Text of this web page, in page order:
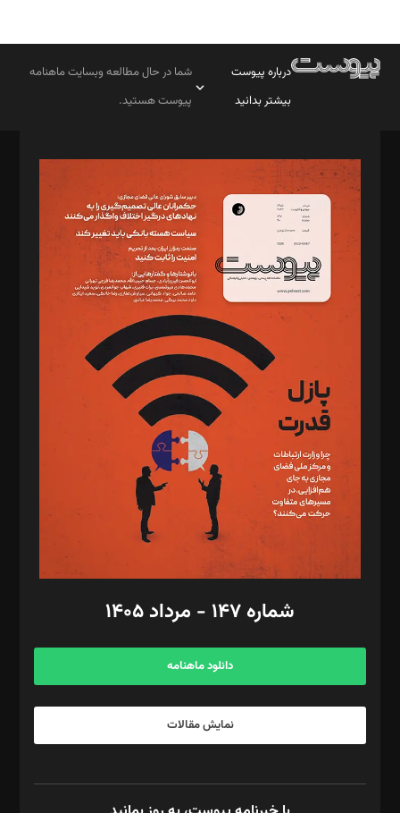
درباره پیوست
بیشتر بدانید
شما در حال مطالعه وبسایت ماهنامه
پیوست هستید.
مدیر مسئول: محمدباقر اثنی‌عشری
سردبیر: مهرک محمودی
دبیر تحریریه: میثم قاسمی
د‌بیر ناداستان: سمانه سمیع
د‌بیر خدمت و تجارت: ابوالفضل رجبی
د‌بیر حقوق فناوری: حسام‌الدین ایپکچی
د‌بیر پیوست جهان: مینا پاکدل
د‌بیر تحریریه آنلاین: بابک نقاش
تحریریه‌: مجتبی محمود‌ی، آرش برهمند، یسنا امان‌پور، سروش کرمیان،
مصطفی مسجدی آرانی، ابوالفضل رجبی، زهرا فکرانه، فائزه فتحی
رستمی،مصطفی باستان
ویرایش: نگار استاد‌‌آقا
طراح یونیفرم: مجید توکلی
فیلمبرداری و عکاسی: امیر شفیعی، مانی لطفی زاده
گرافیک و صفحه‌آرایی: سید‌سبحان‌علی ثابت
مد‌یر توسعه تجاری: کامبیز برید‌
امور مالی: شاپور رهبری، محمد‌ کاظمی‌نیا
آگهی و مشترکین: ۰۹۱۹۹۹۹۰۴۵۴
شماره ۱۴۷ - مرداد ۱۴۰۵
دانلود ماهنامه
نمایش مقالات